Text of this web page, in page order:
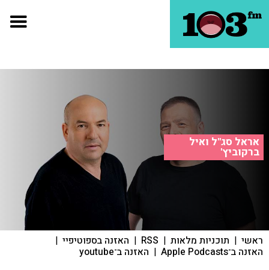
אראל סג"ל ואיל
ברקוביץ'
ראשי | תוכניות מלאות |
RSS
| האזנה בספוטיפיי |
האזנה ב־Apple Podcasts | האזנה ב־youtube